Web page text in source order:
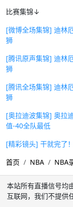
比赛集锦↓
[微博全场集锦] 迪林
狮
[腾讯原声集锦] 迪林
狮
[腾讯全场集锦] 迪林
狮
[奥拉迪波集锦] 奥拉
值-40全队最低
[精彩镜头] 干就完了
首页
NBA NBA
本站所有直播信号均
互联网，我们不提供